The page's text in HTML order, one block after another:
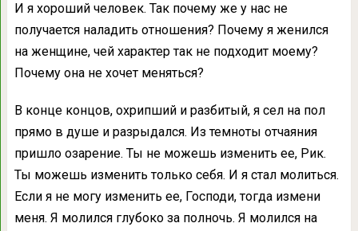
И я хороший человек. Так почему же у нас не
получается наладить отношения? Почему я женился
на женщине, чей характер так не подходит моему?
Почему она не хочет меняться?
В конце концов, охрипший и разбитый, я сел на пол
прямо в душе и разрыдался. Из темноты отчаяния
пришло озарение. Ты не можешь изменить ее, Рик.
Ты можешь изменить только себя. И я стал молиться.
Если я не могу изменить ее, Господи, тогда измени
меня. Я молился глубоко за полночь. Я молился на